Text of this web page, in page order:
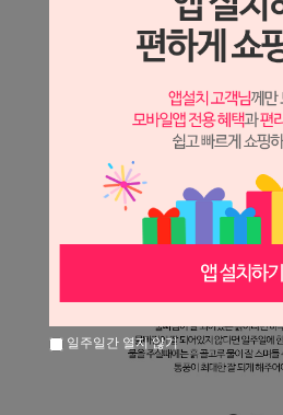
일주일간 열지 않기